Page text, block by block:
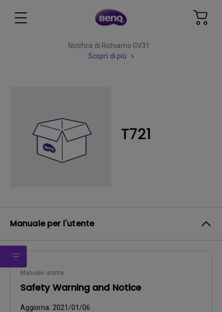
Notifica di Richiamo GV31
Scopri di più
T721
Manuale per l'utente
Manuale utente
Safety Warning and Notice
Aggiorna: 2021/01/06